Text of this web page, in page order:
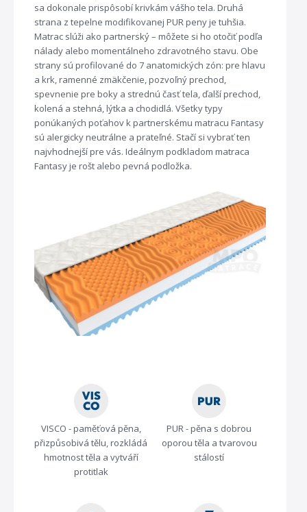
sa dokonale prispôsobí krivkám vášho tela. Druhá
strana z tepelne modifikovanej PUR peny je tuhšia.
Matrac slúži ako partnerský – môžete si ho otočiť podľa
nálady alebo momentálneho zdravotného stavu. Obe
strany sú profilované do 7 anatomických zón: pre hlavu
a krk, ramenné zmäkčenie, pozvoľný prechod,
spevnenie pre boky a strednú časť tela, ďalší prechod,
kolená a stehná, lýtka a chodidlá. Všetky typy
ponúkaných poťahov k partnerskému matracu Fantasy
sú alergicky neutrálne a prateľné. Stačí si vybrať ten
najvhodnejší pre vás. Ideálnym podkladom matraca
Fantasy je rošt alebo pevná podložka.
VISCO - paměťová pěna,
přizpůsobivá tělu, rozkládá
hmotnost těla a vytváří
protitlak
PUR - pěna s dobrou
oporou těla a tvarovou
stálostí